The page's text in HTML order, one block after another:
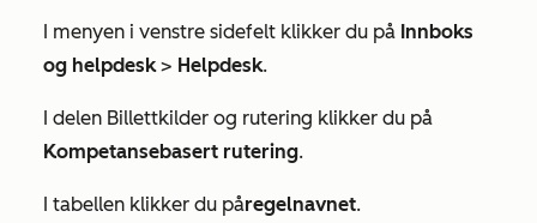
I menyen i venstre sidefelt klikker du på Innboks
og helpdesk> Helpdesk.
I delen Billettkilder og rutering klikker du på
Kompetansebasert rutering.
I tabellen klikker du påregelnavnet.